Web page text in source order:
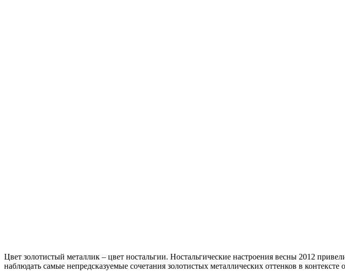
Цвет золотистый металлик – цвет ностальгии. Ностальгические настроения весны 2012
наблюдать самые непредсказуемые сочетания золотистых металлических оттенков в